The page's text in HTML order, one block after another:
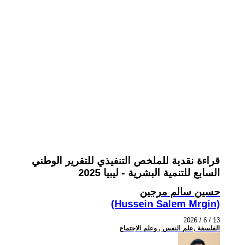
قراءة نقدية للملخص التنفيذي للتقرير الوطني
السابع للتنمية البشرية - ليبيا 2025
حسين سالم مرجين
(Hussein Salem Mrgin)
2026 / 6 / 13
الفلسفة ,علم النفس , وعلم الاجتماع